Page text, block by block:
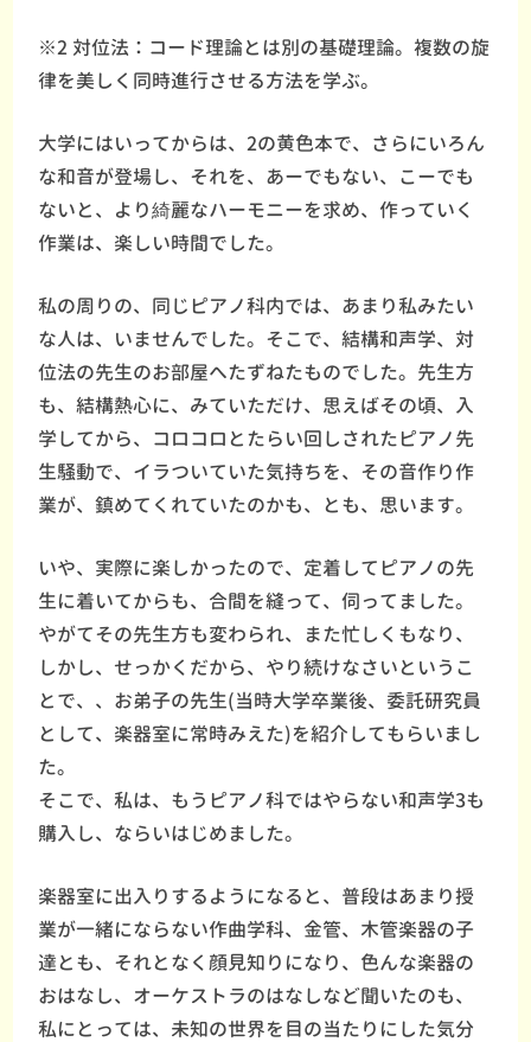
※2 対位法：コード理論とは別の基礎理論。複数の旋
律を美しく同時進行させる方法を学ぶ。
大学にはいってからは、2の黄色本で、さらにいろん
な和音が登場し、それを、あーでもない、こーでも
ないと、より綺麗なハーモニーを求め、作っていく
作業は、楽しい時間でした。
私の周りの、同じピアノ科内では、あまり私みたい
な人は、いませんでした。そこで、結構和声学、対
位法の先生のお部屋へたずねたものでした。先生方
も、結構熱心に、みていただけ、思えばその頃、入
学してから、コロコロとたらい回しされたピアノ先
生騒動で、イラついていた気持ちを、その音作り作
業が、鎮めてくれていたのかも、とも、思います。
いや、実際に楽しかったので、定着してピアノの先
生に着いてからも、合間を縫って、伺ってました。
やがてその先生方も変わられ、また忙しくもなり、
しかし、せっかくだから、やり続けなさいというこ
とで、、お弟子の先生(当時大学卒業後、委託研究員
として、楽器室に常時みえた)を紹介してもらいまし
た。
そこで、私は、もうピアノ科ではやらない和声学3も
購入し、ならいはじめました。
楽器室に出入りするようになると、普段はあまり授
業が一緒にならない作曲学科、金管、木管楽器の子
達とも、それとなく顔見知りになり、色んな楽器の
おはなし、オーケストラのはなしなど聞いたのも、
私にとっては、未知の世界を目の当たりにした気分